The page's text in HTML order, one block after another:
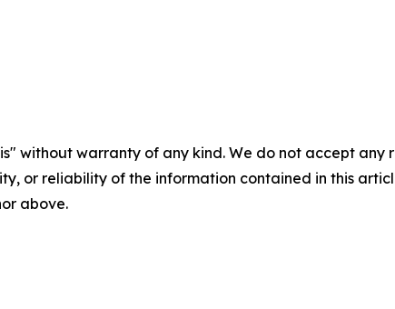
without warranty of any kind. We do not accept
or reliability of the information contained in this
above.